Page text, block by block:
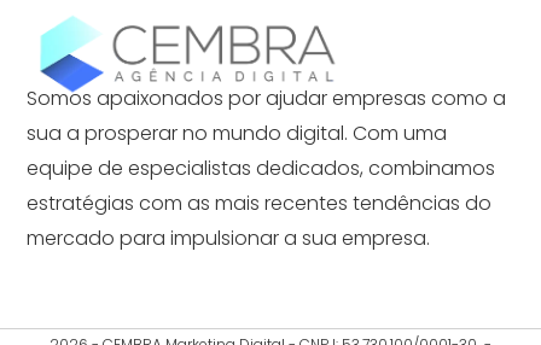
Somos apaixonados por ajudar empresas como a
sua a prosperar no mundo digital. Com uma
equipe de especialistas dedicados, combinamos
estratégias com as mais recentes tendências do
mercado para impulsionar a sua empresa.